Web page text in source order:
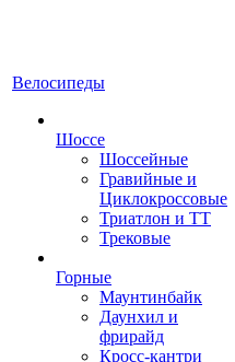
Велосипеды
Шоссе
Шоссейные
Гравийные и
Циклокроссовые
Триатлон и ТТ
Трековые
Горные
Маунтинбайк
Даунхил и
фрирайд
Кросс-кантри